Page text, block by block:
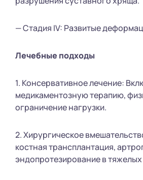
— Стадия IV: Развитые
Лечебные подходы
1. Консервативное лечение:
медикаментозную терапию,
ограничение нагрузки.
2. Хирургическое
костная трансплантация,
эндопротезирование в тяжелых